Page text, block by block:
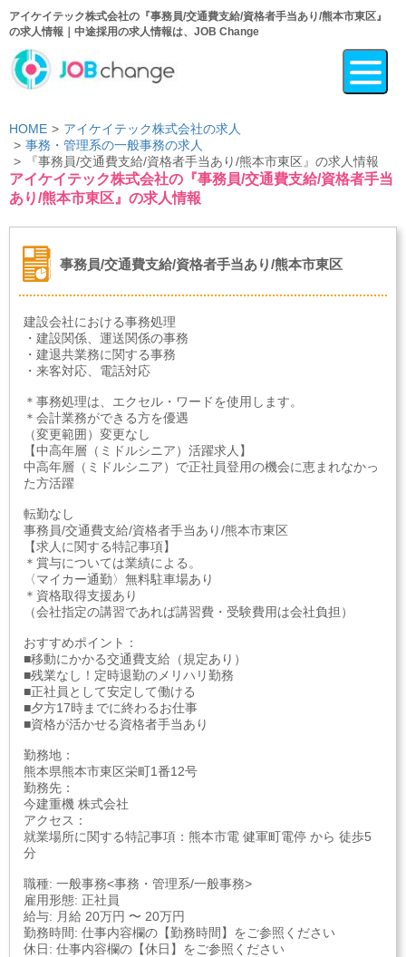
アイケイテック株式会社の『事務員/交通費支給/資格者手当あり/熊本市東区』
の求人情報｜中途採用の求人情報は、JOB Change
HOME
アイケイテック株式会社の求人
事務・管理系の一般事務の求人
『事務員/交通費支給/資格者手当あり/熊本市東区』の求人情報
アイケイテック株式会社の『事務員/交通費支給/資格者手当
あり/熊本市東区』の求人情報
事務員/交通費支給/資格者手当あり/熊本市東区
建設会社における事務処理
・建設関係、運送関係の事務
・建退共業務に関する事務
・来客対応、電話対応
＊事務処理は、エクセル・ワードを使用します。
＊会計業務ができる方を優遇
（変更範囲）変更なし
【中高年層（ミドルシニア）活躍求人】
中高年層（ミドルシニア）で正社員登用の機会に恵まれなかっ
た方活躍
転勤なし
事務員/交通費支給/資格者手当あり/熊本市東区
【求人に関する特記事項】
＊賞与については業績による。
〈マイカー通勤〉無料駐車場あり
＊資格取得支援あり
（会社指定の講習であれば講習費・受験費用は会社負担）
おすすめポイント：
■移動にかかる交通費支給（規定あり）
■残業なし！定時退勤のメリハリ勤務
■正社員として安定して働ける
■夕方17時までに終わるお仕事
■資格が活かせる資格者手当あり
勤務地：
熊本県熊本市東区栄町1番12号
勤務先：
今建重機 株式会社
アクセス：
就業場所に関する特記事項：熊本市電 健軍町電停 から 徒歩5
分
職種: 一般事務<事務・管理系/一般事務>
雇用形態: 正社員
給与: 月給 20万円 〜 20万円
勤務時間: 仕事内容欄の【勤務時間】をご参照ください
休日: 仕事内容欄の【休日】をご参照ください